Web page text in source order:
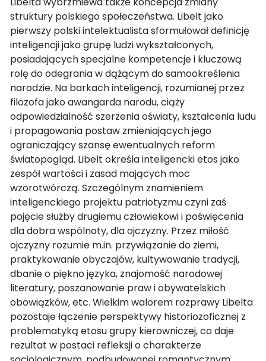
struktury polskiego społeczeństwa. Libelt jako
pierwszy polski intelektualista sformułował definicję
inteligencji jako grupę ludzi wykształconych,
posiadających specjalne kompetencje i kluczową
rolę do odegrania w dążącym do samookreślenia
narodzie. Na barkach inteligencji, rozumianej przez
filozofa jako awangarda narodu, ciąży
odpowiedzialność szerzenia oświaty, kształcenia ludu
i propagowania postaw zmieniających jego
ograniczający szansę ewentualnych reform
światopogląd. Libelt określa inteligencki etos jako
zespół wartości i zasad mających moc
wzorotwórczą. Szczególnym znamieniem
inteligenckiego projektu patriotyzmu czyni zaś
pojęcie służby drugiemu człowiekowi i poświęcenia
dla dobra wspólnoty, dla ojczyzny. Przez miłość
ojczyzny rozumie m.in. przywiązanie do ziemi,
praktykowanie obyczajów, kultywowanie tradycji,
dbanie o piękno języka, znajomość narodowej
literatury, poszanowanie praw i obywatelskich
obowiązków, etc. Wielkim walorem rozprawy Libelta
pozostaje łączenie perspektywy historiozoficznej z
problematyką etosu grupy kierowniczej, co daje
rezultat w postaci refleksji o charakterze